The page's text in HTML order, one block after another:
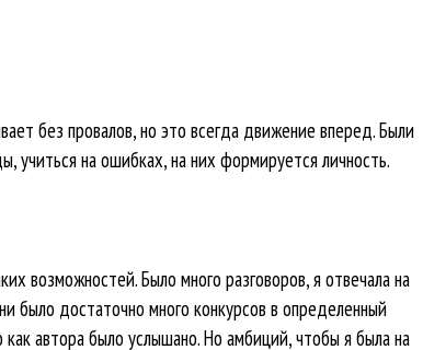
без провалов, но это всегда движение вперед. Были
учиться на ошибках, на них формируется личность.
возможностей. Было много разговоров, я отвечала на
было достаточно много конкурсов в определенный
автора было услышано. Но амбиций, чтобы я была на